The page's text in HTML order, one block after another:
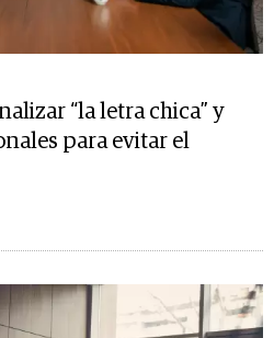
“la letra chica” y
para evitar el